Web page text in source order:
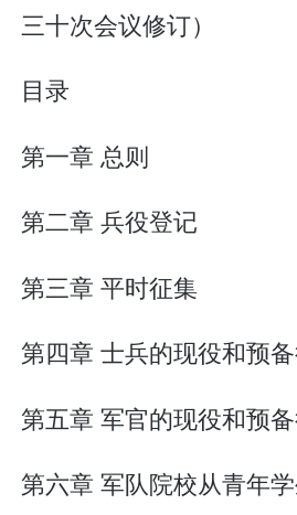
三十次会议修订）
目录
第一章 总则
第二章 兵役登记
第三章 平时征集
第四章 士兵的现役和预
第五章 军官的现役和预
第六章 军队院校从青年